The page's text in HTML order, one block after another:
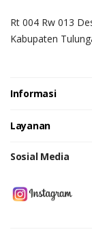
Rt 004 Rw 013
Kabupaten
Informasi
Layanan
Sosial Media